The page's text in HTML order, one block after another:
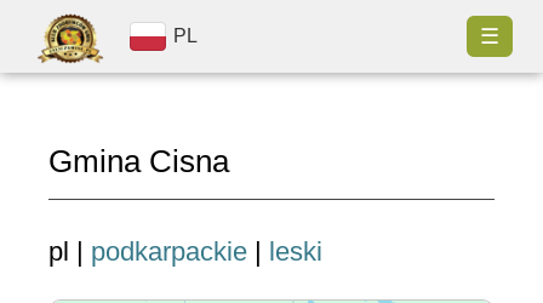
PL ☰
Gmina Cisna
pl | podkarpackie | leski